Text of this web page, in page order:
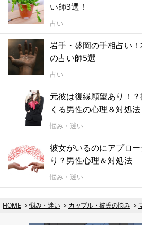
い師3選！
占い
岩手・盛岡の手相占い
の占い師5選
占い
元彼は復縁願望あり！
くる男性の心理＆対処法
悩み・迷い
彼女がいるのにアプロ
り？男性心理＆対処法
悩み・迷い
HOME 悩み・迷い カップル・彼氏の悩み